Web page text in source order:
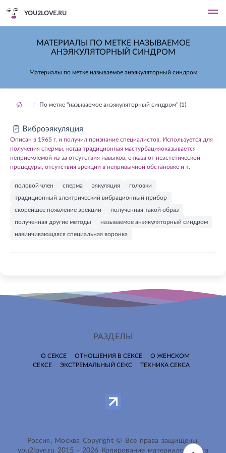
YOU2LOVE.RU
МАТЕРИАЛЫ ПО МЕТКЕ НАЗЫВАЕМОЕ
АНЭЯКУЛЯТОРНЫЙ СИНДРОМ
Материалы по метке называемое анэякуляторный синдром
По метке "называемое анэякуляторный синдром" (1)
Виброэякуляция
Описан в 1965 г. и получил признание специалистов. Используется для
получения спермы, когда традиционная мастурбацияоказывается
неприемлемой из-за отсутствия навыков, отказа от неэстетической
процедуры, отсутствия эрекции в непривычной обстановке и т.
половой член сперма эякуляция
головки
традиционный электрический вибрационный прибор
скорейшее появление эрекции
полученная такой образ
полученная другие методы
называемое анэякуляторный синдром
навинчивающаяся специальная воронка
РАЗДЕЛЫ
О СЕКСЕ ОТНОШЕНИЯ В СЕКСЕ
О ЖЕНСКОМ
СЕКСЕ
ЭКСТРЕМАЛЬНЫЙ СЕКС ТЕХНИКА СЕКСА
Россия, Москва Copyright © Все права защищены.
you2love.ru 2015 - 2026 Копирование материалов сайта